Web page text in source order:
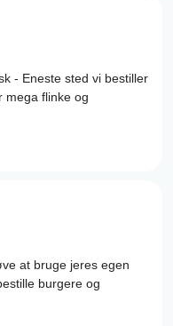
- Eneste sted vi bestiller
mega flinke og
at bruge jeres egen
burgere og